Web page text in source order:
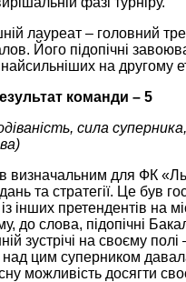
лауреат – головний
Його підопічні
на другому
команди – 5
сила
визначальним для ФК
та стратегії. Це був
інших претендентів на
до слова, підопічні
зустрічі на своєму полі
над цим суперником
можливість досягти